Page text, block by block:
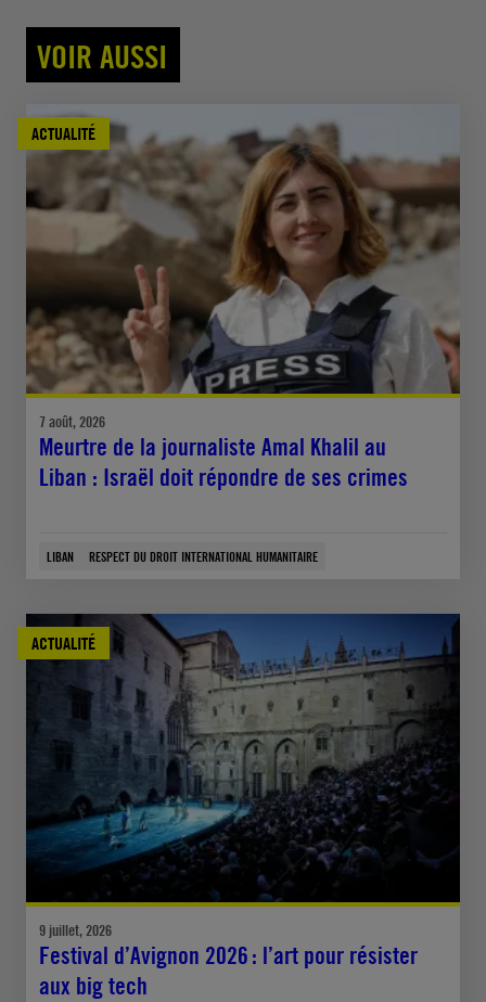
VOIR AUSSI
ACTUALITÉ
7 août, 2026
Meurtre de la journaliste Amal Khalil au
Liban : Israël doit répondre de ses crimes
LIBAN RESPECT DU DROIT INTERNATIONAL HUMANITAIRE
ACTUALITÉ
9 juillet, 2026
Festival d’Avignon 2026 : l’art pour résister
aux big tech